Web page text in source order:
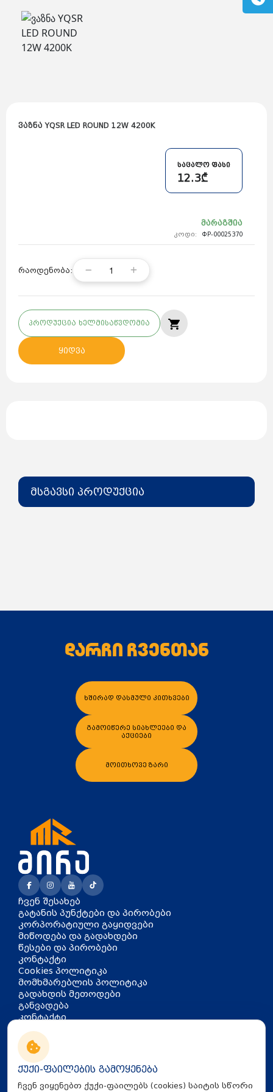
ავარიული ციმციმები ხმოვანი ზარები
განათების ჯგუფი
დამიწების მოწყობილობები
დენისა და ძაბვის მექანიზმები
ტუმბოები და აქსესუარები
ხელის ინსტრუმენტის აქსესუარები
ძაბვის რეგულატორი და სათადარიგო ნაწილები
საკანალიზაციო მილები და ფიტინგები
ვაზნა YQSR LED ROUND 12W 4200K
საცალო ფასი
12.3₾
მარაგშია
კოდი: ФР-00025370
რაოდენობა: 1
პროდუქცია ხელმისაწვდომია
ყიდვა
მსგავსი პროდუქცია
დარჩი ჩვენთან
ხშირად დასმული კითხვები
გამოიწერე სიახლეები და
აქციები
მოითხოვე ზარი
კონტაქტი
თბილისი, აკაკი წერეთლის
გამზირი 126
info@mira.ge
032 235 60 01
ჩვენ შესახებ
გატანის პუნქტები და პირობები
კორპორატიული გაყიდვები
მიწოდება და გადახდები
წესები და პირობები
კონტაქტი
Cookies პოლიტიკა
მომხმარებლის პოლიტიკა
გადახდის მეთოდები
განვადება
ქუქი-ფაილების გამოყენება
ჩვენ ვიყენებთ ქუქი-ფაილებს (cookies) საიტის სწორი